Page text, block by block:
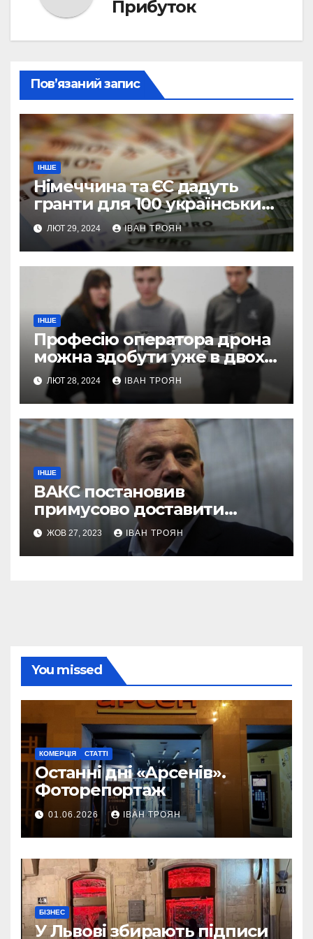
Прибуток
Пов’язаний запис
ІНШЕ
Німеччина та ЄС дадуть
гранти для 100 українських
підприємств
ЛЮТ 29, 2024 ІВАН ТРОЯН
ІНШЕ
Професію оператора дрона
можна здобути уже в двох
профтехах Львівщини
ЛЮТ 28, 2024 ІВАН ТРОЯН
ІНШЕ
ВАКС постановив
примусово доставити
Дубневича до суду
ЖОВ 27, 2023 ІВАН ТРОЯН
You missed
КОМЕРЦІЯ СТАТТІ
Останні дні «Арсенів».
Фоторепортаж
01.06.2026 ІВАН ТРОЯН
БІЗНЕС
У Львові збирають підписи